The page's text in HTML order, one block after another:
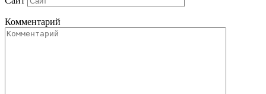
Комментарий